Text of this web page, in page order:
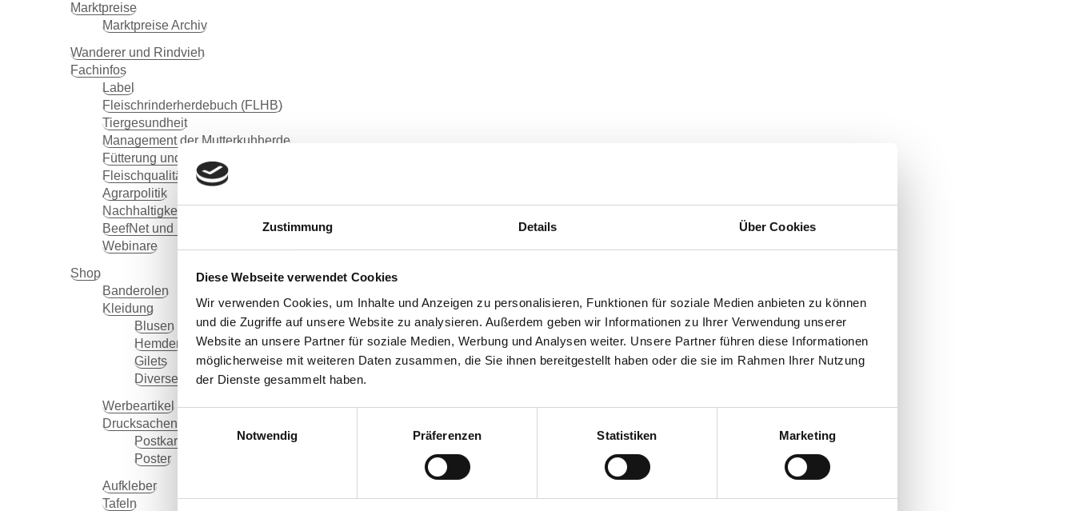
Zustimmung Details Über Cookies
Diese Webseite verwendet Cookies
Wir verwenden Cookies, um Inhalte und Anzeigen zu personalisieren, Funktionen für soziale Medien anbieten zu können
und die Zugriffe auf unsere Website zu analysieren. Außerdem geben wir Informationen zu Ihrer Verwendung unserer
Website an unsere Partner für soziale Medien, Werbung und Analysen weiter. Unsere Partner führen diese Informationen
möglicherweise mit weiteren Daten zusammen, die Sie ihnen bereitgestellt haben oder die sie im Rahmen Ihrer Nutzung
der Dienste gesammelt haben.
Notwendig
Präferenzen Statistiken Marketing
Marktpreise
Marktpreise Archiv
Wanderer und Rindvieh
Fachinfos
Label
Fleischrinderherdebuch (FLHB)
Tiergesundheit
Management der Mutterkuhherde
Fütterung und Futterbau
Fleischqualität
Agrarpolitik
Nachhaltigkeit
BeefNet und SmartHerd
Webinare
Shop
Banderolen
Kleidung
Blusen
Hemden
Gilets
Diverses
Werbeartikel
Drucksachen / Printmedien
Postkarten
Poster
Aufkleber
Tafeln